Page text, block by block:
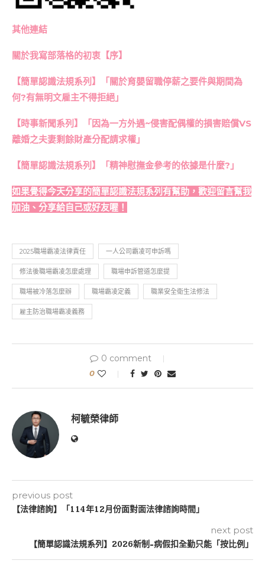
其他連結
關於我寫部落格的初衷【序】
【簡單認識法規系列】「關於育嬰留職停薪之要件與期間為
何?有無明文雇主不得拒絕」
【時事新聞系列】「因為一方外遇~侵害配偶權的損害賠償VS
離婚之夫妻剩餘財產分配請求權」
【簡單認識法規系列】「精神慰撫金參考的依據是什麼?」
如果覺得今天分享的簡單認識法規系列有幫助，歡迎留言幫我
加油、分享給自己或好友喔！
2025職場霸凌法律責任 一人公司霸凌可申訴嗎
修法後職場霸凌怎麼處理 職場申訴管道怎麼提
職場被冷落怎麼辦 職場霸凌定義 職業安全衛生法修法
雇主防治職場霸凌義務
0 comment
0
柯毓榮律師
previous post
【法律諮詢】「114年12月份面對面法律諮詢時間」
next post
【簡單認識法規系列】2026新制-病假扣全勤只能「按比例」